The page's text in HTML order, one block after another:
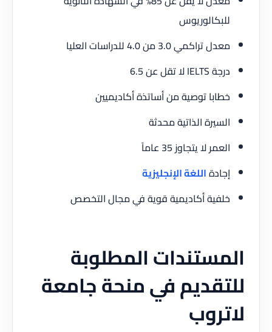
للبكالوريوس
معدل تراكمي 3.0 من 4.0 للدراسات العليا
درجة IELTS لا تقل عن 6.5
خطابا توصية من أساتذة أكاديميين
السيرة الذاتية محدثة
العمر لا يتجاوز 35 عاماً
إجادةاللغة الإنجليزية
خلفية أكاديمية قوية في مجال التخصص
المستندات المطلوبة
للتقديم في منحة جامعة
لاتروب